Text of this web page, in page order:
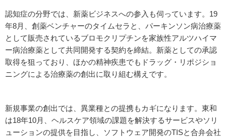
認知症の分野では、新薬ビジネスへの参入も伺っています。19
年8月、創薬ベンチャーのタイムセラと、パーキンソン病治療薬
として販売されているブロモクリプチンを家族性アルツハイマ
ー病治療薬として共同開発する契約を締結。新薬としての承認
取得を狙っており、ほかの精神疾患でもドラッグ・リポジショ
ニングによる治療薬の創出に取り組む構えです。
新規事業の創出では、異業種との提携もカギになります。東和
は18年10月、ヘルスケア領域の課題を解決するサービスやソリ
ューションの提供を目指し、ソフトウェア開発のTISと合弁会社